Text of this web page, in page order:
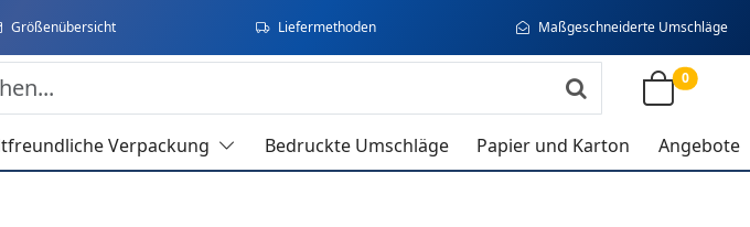
Größenübersicht Liefermethoden Maßgeschneiderte Umschläge
0
Verpackung Bedruckte Umschläge Papier und Karton Angebote